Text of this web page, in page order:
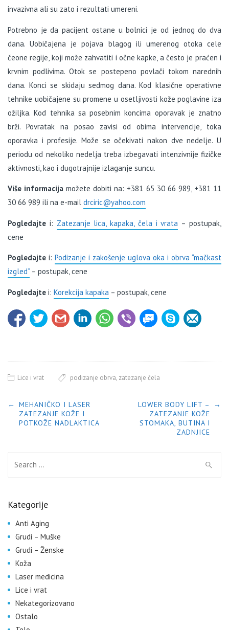
invazivna ali su zato i rezultati umereni.
Potrebno je da pacijent ostane u bolnici je od jednog do dva
dana. Uobičajena je pojava blagog ili umerenog otoka cele
čeone regije, koji može zahvatiti i očne kapke, a često je praćen i
krvnim podlivima. Otok se postepeno povlači tokom narednih
dana. Konci se skidaju sedmog dana. Kod klasične operativne
tehnike uobičajene su promene u osetljivosti kože poglavine iza
ožiljka. Kod tehnika sa posebnim koncima oporavak je znatno
brži. Povratak na posao zavisi od obima intervencije, toka
oporavka i profesije. Može se očekivati nakon dve nedelje. U
periodu od nekoliko nedelja treba izbegavati intenzivnije fizičke
aktivnosti, kao i dugotrajnije izlaganje suncu.
Više informacija možete dobiti na: +381 65 30 66 989, +381 11
30 66 989 ili na e-mail drciric@yahoo.com
Pogledajte i: Zatezanje lica, kapaka, čela i vrata – postupak,
cene
Pogledajte i: Podizanje i zakošenje uglova oka i obrva “mačkast
izgled” – postupak, cene
Pogledajte i: Korekcija kapaka – postupak, cene
Lice i vrat podizanje obrva, zatezanje čela
POST NAVIGATION
← MEHANIČKO I LASER
ZATEZANJE KOŽE I
POTKOŽE NADLAKTICA
LOWER BODY LIFT –
ZATEZANJE KOŽE
STOMAKA, BUTINA I
ZADNJICE
→
Kategorije
Anti Aging
Grudi – Muške
Grudi – Ženske
Koža
Laser medicina
Lice i vrat
Nekategorizovano
Ostalo